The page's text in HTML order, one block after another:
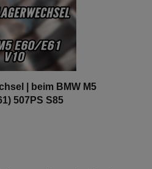
| beim BMW M5
507PS S85